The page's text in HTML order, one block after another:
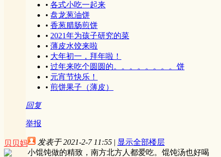
• 各式小吃一起来
• 盘龙葱油饼
• 香葱腊肠煎饼
• 2021年为孩子研究的菜
• 薄皮水饺来啦
• 大年初一，拜年啦！
• 过年来吃个圆圆的。。。。。。。。饼
• 元宵节快乐！
• 煎饼果子（薄皮）
回复
举报
贝贝妈 发表于 2021-2-7 11:55 | 显示全部楼层
小馄饨做的精致，南方北方人都爱吃。馄饨汤也好喝